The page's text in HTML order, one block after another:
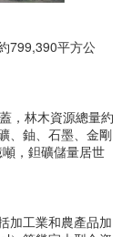
799,390平方公
，林木資源總量約
、鈾、石墨、金剛
，鉭礦儲量居世
加工業和農產品加